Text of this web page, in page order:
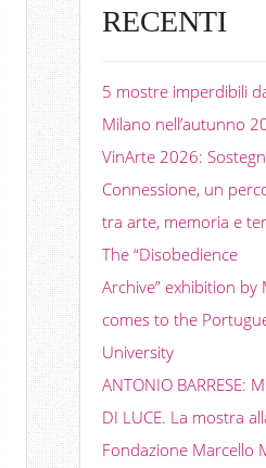
RECENTI
5 mostre imperdibili
Milano nell’autunno
VinArte 2026:
Connessione, un
tra arte, memoria e
The “Disobedience
Archive” exhibition by
comes to the
University
ANTONIO BARRESE:
DI LUCE. La mostra
Fondazione Marcello